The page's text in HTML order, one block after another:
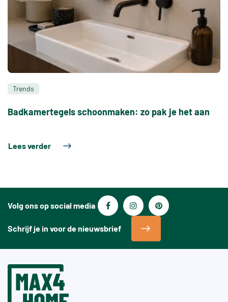
Trends
Badkamertegels schoonmaken: zo pak je het aan
Lees verder
Volg ons op social media
Schrijf je in voor de nieuwsbrief